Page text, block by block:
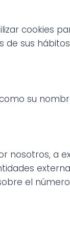
cookies
sus
su
nosotros, a
el